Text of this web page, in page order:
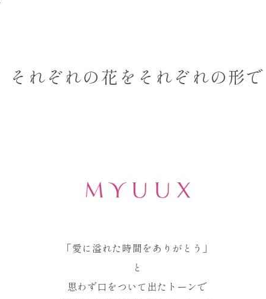
それぞれの花をそれぞれの形で
「愛に溢れた時間をありがとう」
と
思わず口をついて出たトーンで